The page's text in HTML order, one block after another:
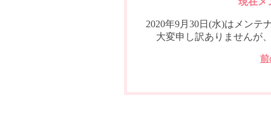
2020年9月30日(水)はメンテ
大変申し訳ありませんが
前